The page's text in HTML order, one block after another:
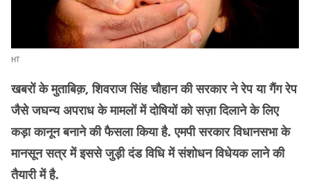
HT
खबरों के मुताबिक़, शिवराज सिंह चौहान की सरकार ने रेप या गैंग रेप
जैसे जघन्य अपराध के मामलों में दोषियों को सज़ा दिलाने के लिए
कड़ा कानून बनाने की फैसला किया है. एमपी सरकार विधानसभा के
मानसून सत्र में इससे जुड़ी दंड विधि में संशोधन विधेयक लाने की
तैयारी में है.